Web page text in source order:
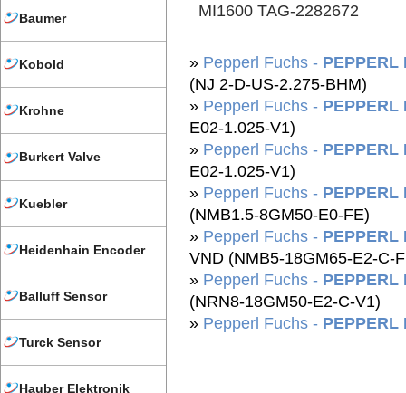
Baumer
Kobold
Krohne
Burkert Valve
Kuebler
Heidenhain Encoder
Balluff Sensor
Turck Sensor
Hauber Elektronik
MI1600 TAG-2282672
» Pepperl Fuchs - PEPPERL
(NJ 2-D-US-2.275-BHM)
» Pepperl Fuchs - PEPPERL
E02-1.025-V1)
» Pepperl Fuchs - PEPPERL
E02-1.025-V1)
» Pepperl Fuchs - PEPPERL
(NMB1.5-8GM50-E0-FE)
» Pepperl Fuchs - PEPPERL
VND (NMB5-18GM65-E2-C-
» Pepperl Fuchs - PEPPERL
(NRN8-18GM50-E2-C-V1)
» Pepperl Fuchs - PEPPERL